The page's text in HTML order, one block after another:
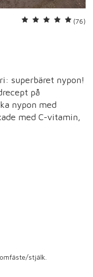
(76)
superbäret nypon!
på
nypon med
med C-vitamin,
stjälk.